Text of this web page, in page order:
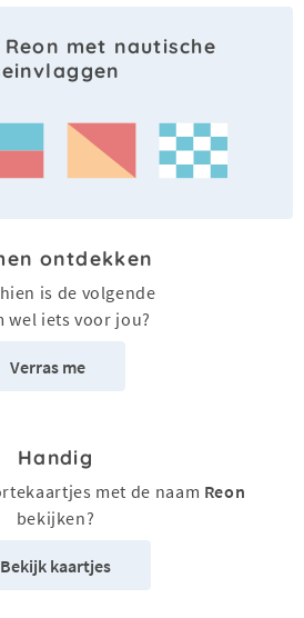
met nautische
ontdekken
is de volgende
wel iets voor jou?
Verras me
Handig
met de naam Reon
bekijken?
Bekijk kaartjes